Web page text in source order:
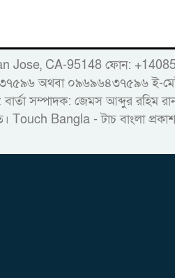
San Jose, CA-95148 ফোন:
অথবা ০৯৬৯৬৪৩৭৫৯৬ ই-
সম্পাদক: জেমস আব্দুর রহিম
Touch Bangla - টাচ বাংলা